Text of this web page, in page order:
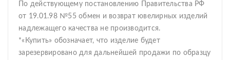
По действующему постановлению Правительства РФ
от 19.01.98 №55 обмен и возврат ювелирных изделий
надлежащего качества не производится.
*«Купить» обозначает, что изделие будет
зарезервировано для дальнейшей продажи по образцу